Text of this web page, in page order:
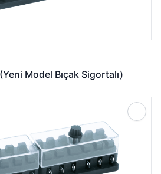
Model Bıçak Sigortalı)